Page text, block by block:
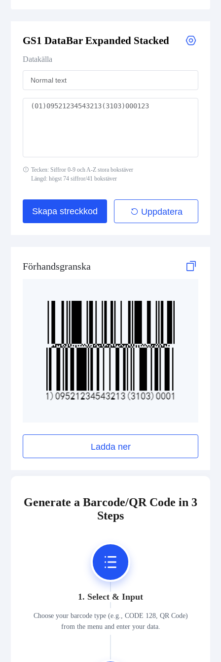
GS1 DataBar Expanded Composite
GS1 DataBar Expanded Stacked Composite
GS1 DataBar Stacked
GS1 DataBar Stacked Omnidirectional
2D Codes
GS1 DataBar Expanded Stacked
Datakälla
Tecken: Siffror 0-9 och A-Z stora bokstäver
Längd: högst 74 siffror/41 bokstäver
Skapa streckkod Uppdatera
Förhandsgranska
Ladda ner
Generate a Barcode/QR Code in 3
Steps
1. Select & Input
Choose your barcode type (e.g., CODE 128, QR Code)
from the menu and enter your data.